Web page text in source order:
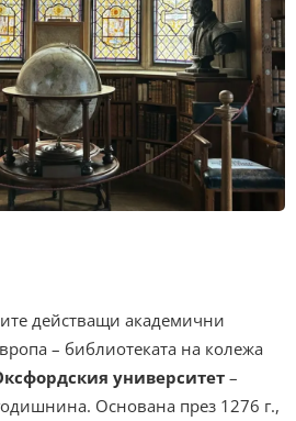
действащи академични
– библиотеката на колежа
университет –
Основана през 1276 г.,